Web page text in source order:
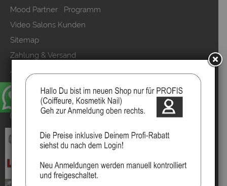
Mood Partner Programm
Video Salons Kunden
Sitemap
Zahlung & Versand
AGB & Kundeninfo
Datenschutzerklärung
Kundeninformationen
Vertrag widerrufen